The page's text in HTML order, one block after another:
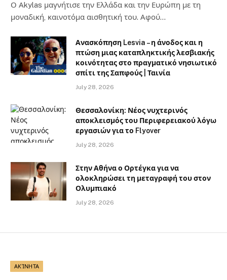
Ο Αkylas μαγνήτισε την Ελλάδα και την Ευρώπη με τη
μοναδική, καινοτόμα αισθητική του. Αφού…
Ανασκόπηση Lesvia – η άνοδος και η
πτώση μιας καταπληκτικής λεσβιακής
κοινότητας στο πραγματικό νησιωτικό
σπίτι της Σαπφούς | Ταινία
July 28, 2026
Θεσσαλονίκη: Νέος νυχτερινός
αποκλεισμός του Περιφερειακού λόγω
εργασιών για το Flyover
July 28, 2026
Στην Αθήνα ο Ορτέγκα για να
ολοκληρώσει τη μεταγραφή του στον
Ολυμπιακό
July 28, 2026
ΑΚΊΝΗΤΑ